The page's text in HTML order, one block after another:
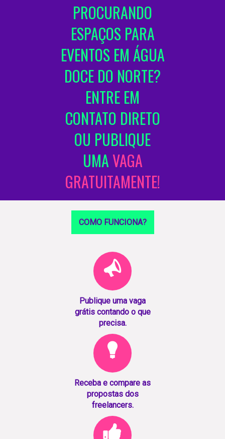
PROCURANDO
ESPAÇOS PARA
EVENTOS EM ÁGUA
DOCE DO NORTE?
ENTRE EM
CONTATO DIRETO
OU PUBLIQUE
UMAVAGA
GRATUITAMENTE!
COMO FUNCIONA?
Publique uma vaga
grátis contando o que
precisa.
Receba e compare as
propostas dos
freelancers.